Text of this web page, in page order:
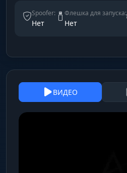
Spoofer:
Нет
Флешка для запуска:
Нет
ВИДЕО